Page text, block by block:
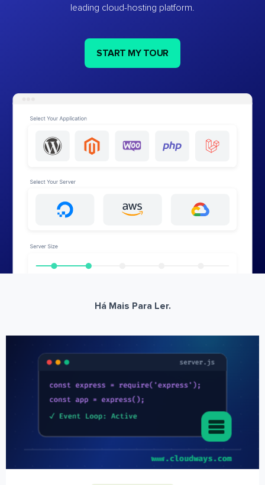
leading cloud-hosting platform.
START MY TOUR
Há Mais Para Ler.